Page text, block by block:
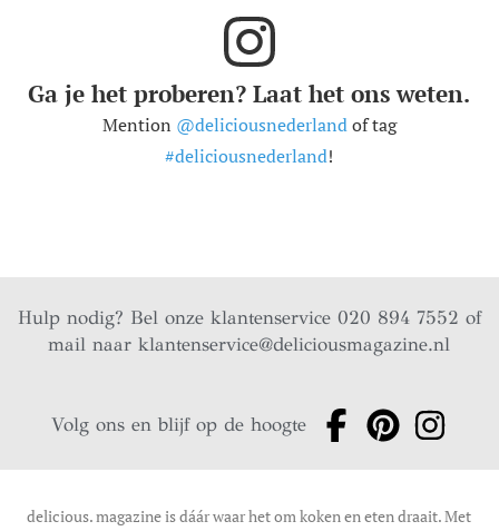
Ga je het proberen? Laat het ons weten.
Mention @deliciousnederlandof tag
#deliciousnederland!
Hulp nodig? Bel onze klantenservice 020 894 7552 of
mail naarklantenservice@deliciousmagazine.nl
Volg ons en blijf op de hoogte
delicious. magazine is dáár waar het om koken en eten draait. Met